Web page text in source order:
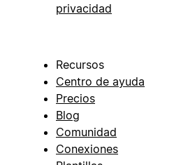
privacidad
Recursos
Centro de ayuda
Precios
Blog
Comunidad
Conexiones